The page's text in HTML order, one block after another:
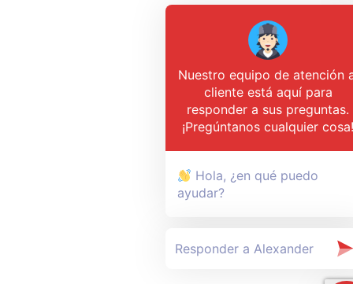
Nuestro equipo de atención
cliente está aquí para
responder a sus preguntas.
¡Pregúntanos cualquier cosa!
Hola, ¿en qué puedo
ayudar?